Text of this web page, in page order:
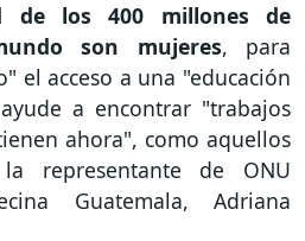
de los 400 millones de
son mujeres, para
el acceso a una "educación
a encontrar "trabajos
ahora", como aquellos
representante de ONU
Guatemala, Adriana